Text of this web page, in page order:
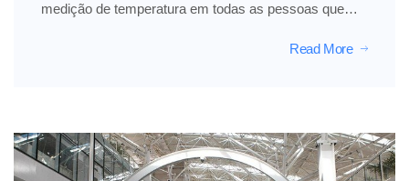
medição de temperatura em todas as pessoas que…
Read More